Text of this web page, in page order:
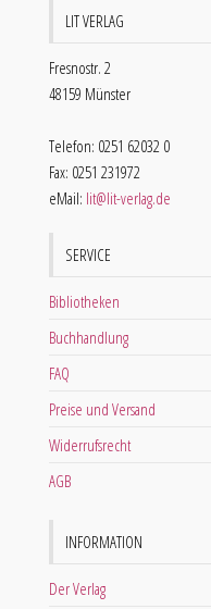
LIT VERLAG
Fresnostr. 2
48159 Münster
Telefon: 0251 62032 0
Fax: 0251 231972
eMail: lit@lit-verlag.de
SERVICE
Bibliotheken
Buchhandlung
FAQ
Preise und Versand
Widerrufsrecht
AGB
INFORMATION
Der Verlag